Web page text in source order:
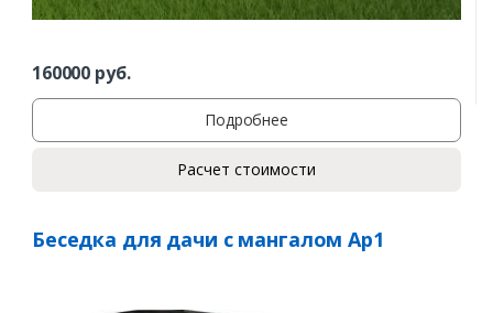
160000 руб.
Подробнее
Расчет стоимости
Беседка для дачи с мангалом Ар1